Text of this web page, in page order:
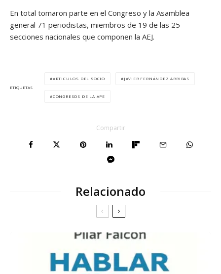
En total tomaron parte en el Congreso y la Asamblea
general 71 periodistas, miembros de 19 de las 25
secciones nacionales que componen la AEJ.
ETIQUETAS
ARTICULOS DEL SOCIO JAVIER FERNÁNDEZ ARRIBAS
CONGRESOS DE LA APE
Compartir
Relacionado